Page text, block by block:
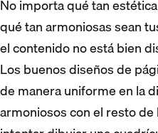
No importa qué tan
qué tan armoniosas sean
el contenido no está bien
Los buenos diseños de
de manera uniforme en la
armoniosos con el resto